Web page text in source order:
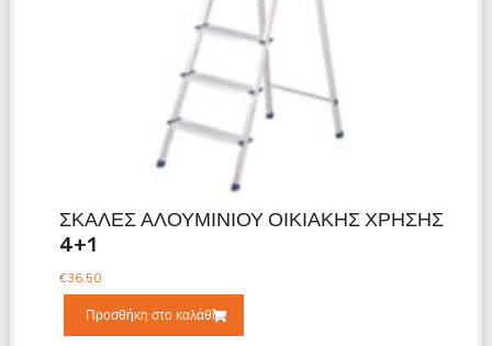
ΣΚΑΛΕΣ ΑΛΟΥΜΙΝΙΟΥ ΟΙΚΙΑΚΗΣ ΧΡΗΣΗΣ
4+1
€36.50
Προσθήκη στο καλάθι